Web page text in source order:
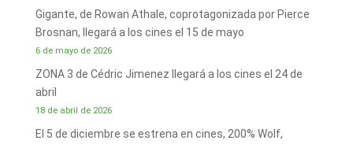
Gigante, de Rowan Athale, coprotagonizada por Pierce
Brosnan, llegará a los cines el 15 de mayo
6 de mayo de 2026
ZONA 3 de Cédric Jimenez llegará a los cines el 24 de
abril
18 de abril de 2026
El 5 de diciembre se estrena en cines, 200% Wolf,